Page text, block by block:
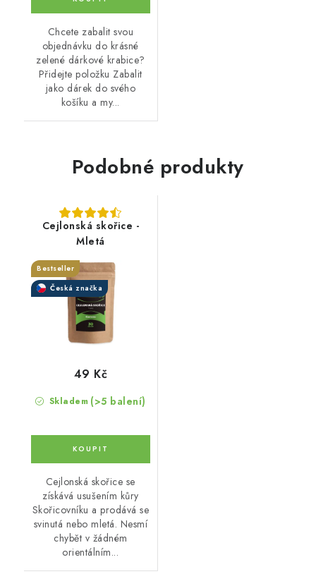
Chcete zabalit svou
objednávku do krásné
zelené dárkové krabice?
Přidejte položku Zabalit
jako dárek do svého
košíku a my...
Podobné produkty
Cejlonská skořice -
Mletá
Bestseller
Česká značka
Skladem (>5 balení)
49 Kč
Cejlonská skořice se
získává usušením kůry
Skořicovníku a prodává se
svinutá nebo mletá. Nesmí
chybět v žádném
orientálním...